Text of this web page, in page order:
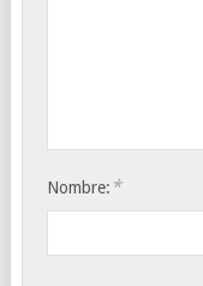
Nombre: *